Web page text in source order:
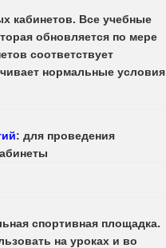
кабинетов. Все учебные
обновляется по мере
соответствует
нормальные условия
: для проведения
спортивная площадка.
на уроках и во